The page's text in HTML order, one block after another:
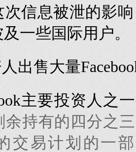
次信息被泄的影
一些国际用户。
出售大量
主要投资人之
持有的四分之
交易计划的一